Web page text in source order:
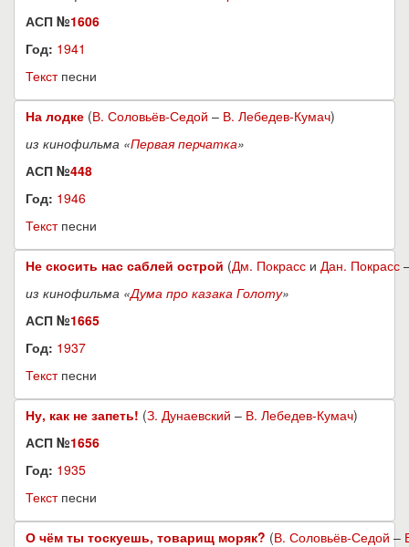
АСП №1606
Год: 1941
Текстпесни
На лодке (В. Соловьёв-Седой – В. Лебедев-Кумач)
из кинофильма «Первая перчатка»
АСП №448
Год: 1946
Текстпесни
Не скосить нас саблей острой (Дм. Покрасс и Дан. Покрасс
из кинофильма «Дума про казака Голоту»
АСП №1665
Год: 1937
Текстпесни
Ну, как не запеть! (З. Дунаевский – В. Лебедев-Кумач)
АСП №1656
Год: 1935
Текстпесни
О чём ты тоскуешь, товарищ моряк? (В. Соловьёв-Седой –